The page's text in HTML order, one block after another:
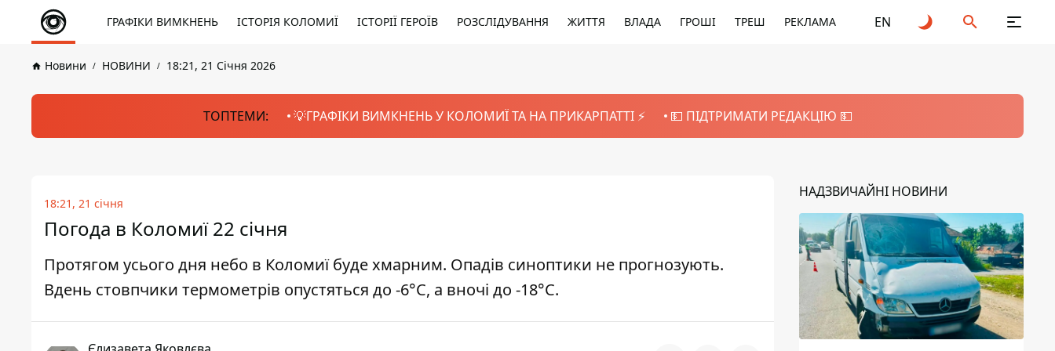
ГРАФІКИ ВИМКНЕНЬ ІСТОРІЯ КОЛОМИЇ ІСТОРІЇ ГЕРОЇВ РОЗСЛІДУВАННЯ ЖИТТЯ ВЛАДА ГРОШІ ТРЕШ РЕКЛАМА EN
Новини НОВИНИ 18:21, 21 Січня 2026
ТОПТЕМИ: 💡ГРАФІКИ ВИМКНЕНЬ У КОЛОМИЇ ТА НА ПРИКАРПАТТІ ⚡️ 💵 ПІДТРИМАТИ РЕДАКЦІЮ 💵
18:21, 21 січня
Погода в Коломиї 22 січня
Протягом усього дня небо в Коломиї буде хмарним. Опадів синоптики не прогнозують.
Вдень стовпчики термометрів опустяться до -6°С, а вночі до -18°С.
НАДЗВИЧАЙНІ НОВИНИ